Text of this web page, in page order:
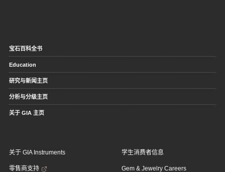
宝石百科全书
Education
研究与新闻主页
分析与分级主页
关于 GIA 主页
关于 GIA Instruments
零售商支持
学生消费者信息
Gem & Jewelry Careers